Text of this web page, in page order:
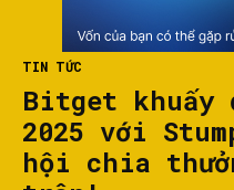
TIN TỨC
Bitget khuấy
2025 với
hội chia